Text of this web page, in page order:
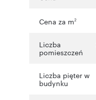
Cena za m2
Liczba
pomieszczeń
Liczba pięter w
budynku